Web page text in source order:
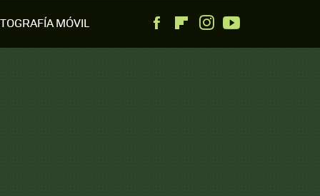
MÓVIL FacebookFlipboardInstagram